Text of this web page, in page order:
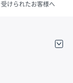
けられたお客様へ